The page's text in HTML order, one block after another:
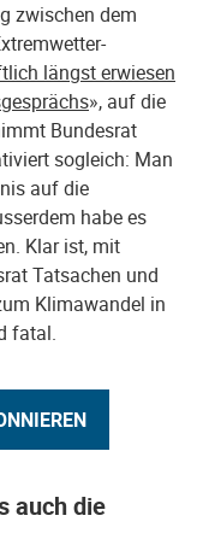
zwischen dem
längst erwiesen
», auf die
Bundesrat
sogleich: Man
auf die
habe es
Klar ist, mit
Tatsachen und
Klimawandel in
fatal.
auch die